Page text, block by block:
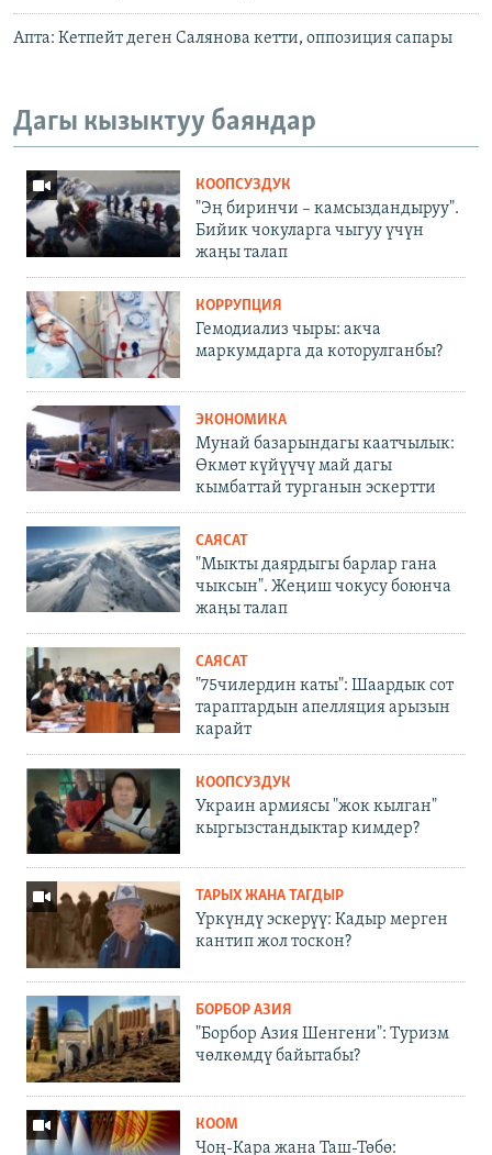
Апта: Кетпейт деген Салянова кетти, оппозиция сапары
Дагы кызыктуу баяндар
КООПСУЗДУК
"Эң биринчи – камсыздандыруу".
Бийик чокуларга чыгуу үчүн
жаңы талап
КОРРУПЦИЯ
Гемодиализ чыры: акча
маркумдарга да которулганбы?
ЭКОНОМИКА
Мунай базарындагы каатчылык:
Өкмөт күйүүчү май дагы
кымбаттай турганын эскертти
САЯСАТ
"Мыкты даярдыгы барлар гана
чыксын". Жеңиш чокусу боюнча
жаңы талап
САЯСАТ
"75чилердин каты": Шаардык сот
тараптардын апелляция арызын
карайт
КООПСУЗДУК
Украин армиясы "жок кылган"
кыргызстандыктар кимдер?
ТАРЫХ ЖАНА ТАГДЫР
Үркүндү эскерүү: Кадыр мерген
кантип жол тоскон?
БОРБОР АЗИЯ
"Борбор Азия Шенгени": Туризм
чөлкөмдү байытабы?
КООМ
Чоң-Кара жана Таш-Төбө: